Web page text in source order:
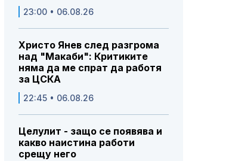
23:00 • 06.08.26
Христо Янев след разгрома
над "Макаби": Критиките
няма да ме спрат да работя
за ЦСКА
22:45 • 06.08.26
Целулит - защо се появява и
какво наистина работи
срещу него